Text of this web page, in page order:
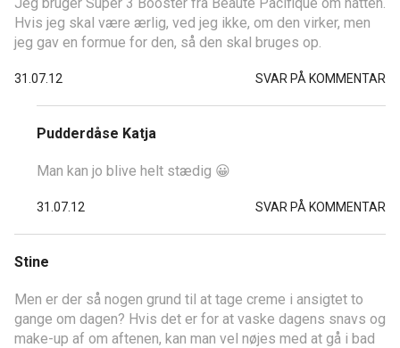
Hvis jeg skal være ærlig, ved jeg ikke, om den virker, men
jeg gav en formue for den, så den skal bruges op.
31.07.12 SVAR PÅ KOMMENTAR
Pudderdåse Katja
Man kan jo blive helt stædig 😀
31.07.12 SVAR PÅ KOMMENTAR
Stine
Men er der så nogen grund til at tage creme i ansigtet to
gange om dagen? Hvis det er for at vaske dagens snavs og
make-up af om aftenen, kan man vel nøjes med at gå i bad